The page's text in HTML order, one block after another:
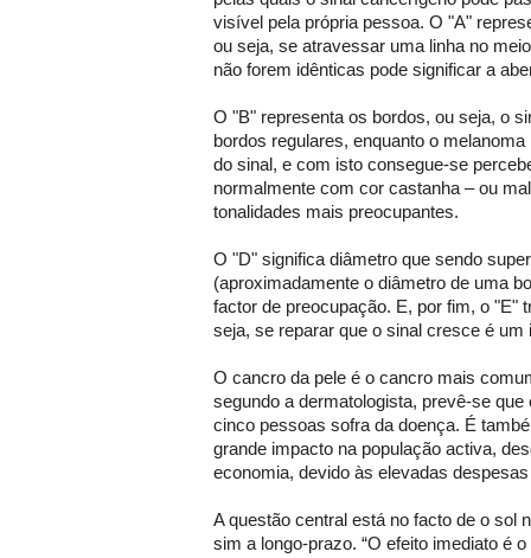
visível pela própria pessoa. O "A"
ou seja, se atravessar uma linha no
não forem idênticas pode significar a
O "B" representa os bordos, ou seja, o
bordos regulares, enquanto o
do sinal, e com isto consegue-se
normalmente com cor castanha – ou
tonalidades mais preocupantes.
O "D" significa diâmetro que sendo
(aproximadamente o diâmetro de uma
factor de preocupação. E, por fim, o "E"
seja, se reparar que o sinal cresce é um
O cancro da pele é o cancro mais
segundo a dermatologista, prevê-se
cinco pessoas sofra da doença. É
grande impacto na população activa,
economia, devido às elevadas
A questão central está no facto de o sol
sim a longo-prazo. “O efeito imediato é